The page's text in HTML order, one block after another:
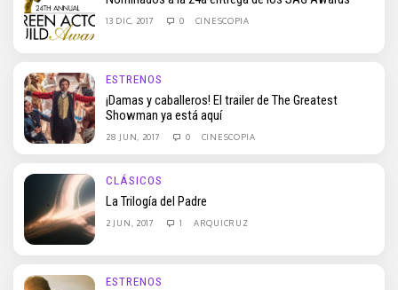
13 DIC, 2017 0 CINESCOPIA
ESTRENOS
¡Damas y caballeros! El trailer de The Greatest
Showman ya está aquí
28 JUN, 2017 0 CINESCOPIA
CLÁSICOS
La Trilogía del Padre
2 JUN, 2017 1 ARQUICRUZ
ESTRENOS